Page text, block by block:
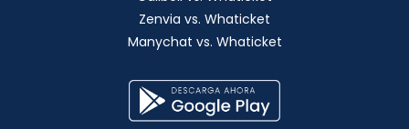
Zenvia vs. Whaticket
Manychat vs. Whaticket